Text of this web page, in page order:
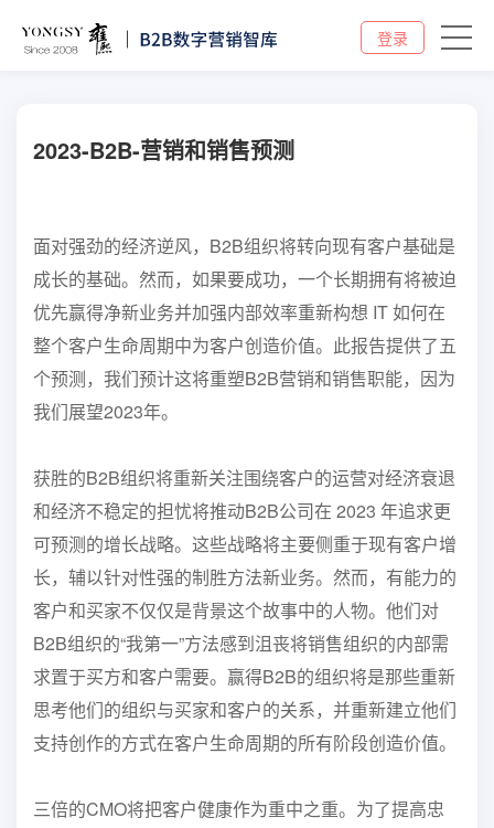
登录
2023-B2B-营销和销售预测
面对强劲的经济逆风，B2B组织将转向现有客户基础是
成长的基础。然而，如果要成功，一个长期拥有将被迫
优先赢得净新业务并加强内部效率重新构想 IT 如何在
整个客户生命周期中为客户创造价值。此报告提供了五
个预测，我们预计这将重塑B2B营销和销售职能，因为
我们展望2023年。
获胜的B2B组织将重新关注围绕客户的运营对经济衰退
和经济不稳定的担忧将推动B2B公司在 2023 年追求更
可预测的增长战略。这些战略将主要侧重于现有客户增
长，辅以针对性强的制胜方法新业务。然而，有能力的
客户和买家不仅仅是背景这个故事中的人物。他们对
B2B组织的“我第一”方法感到沮丧将销售组织的内部需
求置于买方和客户需要。赢得B2B的组织将是那些重新
思考他们的组织与买家和客户的关系，并重新建立他们
支持创作的方式在客户生命周期的所有阶段创造价值。
三倍的CMO将把客户健康作为重中之重。为了提高忠